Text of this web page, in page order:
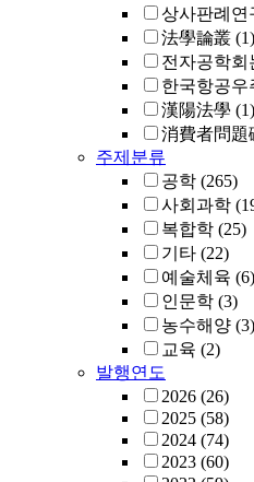
상사판례연
法學論叢 (1)
전자공학회
한국항공우
漢陽法學 (1)
消費者問題
주제분류
공학 (265)
사회과학
복합학 (25)
기타 (22)
예술체육 (6)
인문학 (3)
농수해양 (3)
교육 (2)
발행연도
2026 (26)
2025 (58)
2024 (74)
2023 (60)